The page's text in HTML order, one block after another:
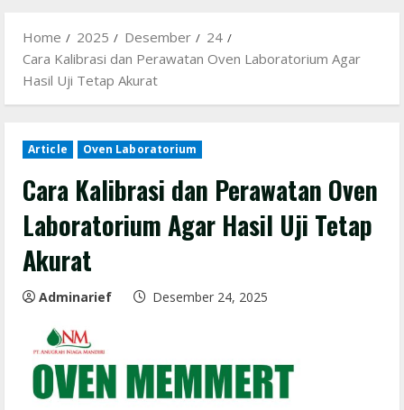
Home 2025 Desember
24
Cara Kalibrasi dan Perawatan Oven Laboratorium Agar
Hasil Uji Tetap Akurat
Article Oven Laboratorium
Cara Kalibrasi dan Perawatan Oven
Laboratorium Agar Hasil Uji Tetap
Akurat
Adminarief Desember 24, 2025